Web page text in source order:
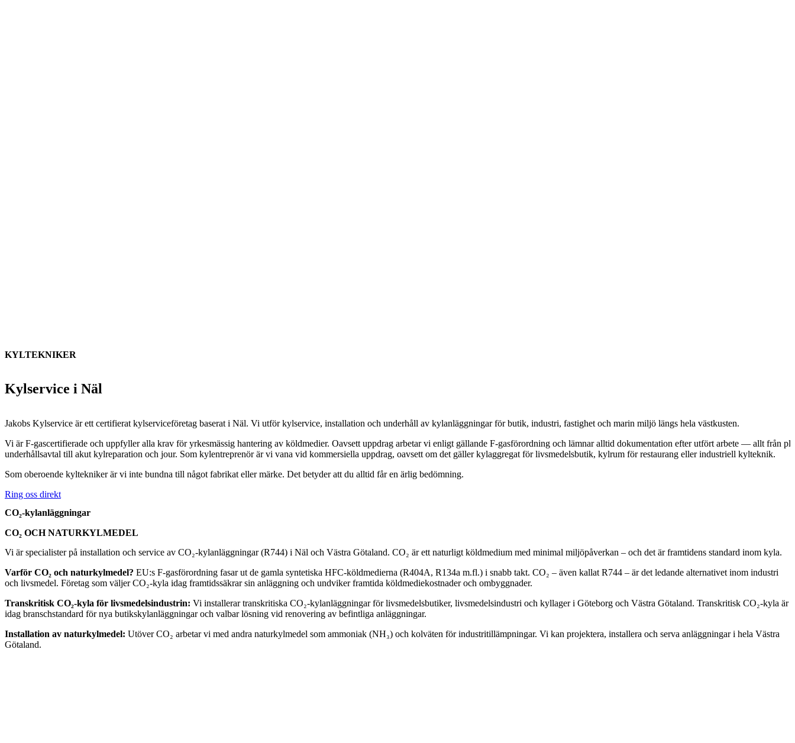
Kylservice i Näl
Jakobs Kylservice är ett certifierat kylserviceföretag baserat i Näl. Vi utför kylservice, installation och underhåll av kylanläggningar för butik, industri, fastighet och marin miljö längs hela västkusten.
Vi är F-gascertifierade och uppfyller alla krav för yrkesmässig hantering av köldmedier. Oavsett uppdrag arbetar vi enligt gällande F-gasförordning och lämnar alltid dokumentation efter utfört arbete — allt från
underhållsavtal till akut kylreparation och jour. Som kylentreprenör är vi vana vid kommersiella uppdrag, oavsett om det gäller kylaggregat för livsmedelsbutik, kylrum för restaurang eller industriell kylteknik.
Som oberoende kyltekniker är vi inte bundna till något fabrikat eller märke. Det betyder att du alltid får en ärlig bedömning.
KYLTEKNIKER
Ring oss direkt
CO₂-kylanläggningar
CO₂ OCH NATURKYLMEDEL
Vi är specialister på installation och service av CO₂-kylanläggningar (R744) i Näl och Västra Götaland. CO₂ är ett naturligt köldmedium med minimal miljöpåverkan – och det är framtidens standard inom kyla.
Varför CO₂ och naturkylmedel? EU:s F-gasförordning fasar ut de gamla syntetiska HFC-köldmedierna (R404A, R134a m.fl.) i snabb takt. CO₂ – även kallat R744 – är det ledande alternativet inom industri
och livsmedel. Företag som väljer CO₂-kyla idag framtidssäkrar sin anläggning och undviker framtida köldmediekostnader och ombyggnader.
Transkritisk CO₂-kyla för livsmedelsindustrin: Vi installerar transkritiska CO₂-kylanläggningar för livsmedelsbutiker, livsmedelsindustri och kyllager i Göteborg och Västra Götaland. Transkritisk CO₂-kyla är
idag branschstandard för nya butikskylanläggningar och valbar lösning vid renovering av befintliga anläggningar.
Installation av naturkylmedel: Utöver CO₂ arbetar vi med andra naturkylmedel som ammoniak (NH₃) och kolväten för industritillämpningar. Vi kan projektera, installera och serva anläggningar i hela Västra
Götaland.